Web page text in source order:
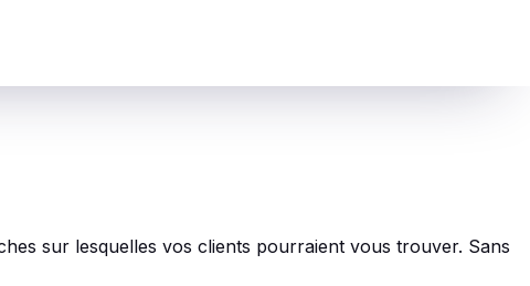
sur lesquelles vos clients pourraient vous trouver. Sans